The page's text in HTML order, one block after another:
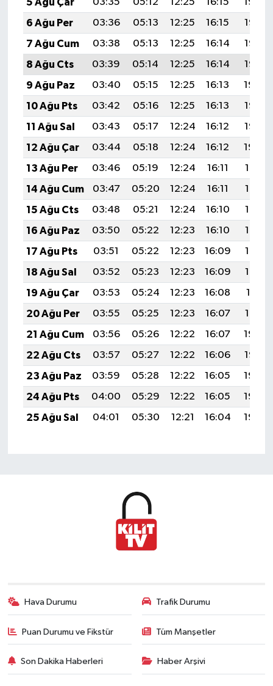
5 Ağu Çar
03:35 05:12 12:25 16:15
19:29
6 Ağu Per
03:36 05:13 12:25 16:15
19:28
7 Ağu Cum
03:38 05:13 12:25 16:14
19:26
8 Ağu Cts
03:39 05:14 12:25 16:14
19:25
9 Ağu Paz
03:40 05:15 12:25 16:13
19:24
10 Ağu Pts
03:42 05:16 12:25 16:13
19:23
11 Ağu Sal
03:43 05:17 12:24 16:12
19:22
12 Ağu Çar
03:44 05:18 12:24 16:12
19:20
13 Ağu Per
03:46 05:19 12:24 16:11
19:19
14 Ağu Cum
03:47 05:20 12:24 16:11
19:18
15 Ağu Cts
03:48 05:21 12:24 16:10
19:17
16 Ağu Paz
03:50 05:22 12:23 16:10
19:15
17 Ağu Pts
03:51 05:22 12:23 16:09
19:14
18 Ağu Sal
03:52 05:23 12:23 16:09
19:13
19 Ağu Çar
03:53 05:24 12:23 16:08
19:11
20 Ağu Per
03:55 05:25 12:23 16:07
19:10
21 Ağu Cum
03:56 05:26 12:22 16:07
19:09
22 Ağu Cts
03:57 05:27 12:22 16:06
19:07
23 Ağu Paz
03:59 05:28 12:22 16:05
19:06
24 Ağu Pts
04:00 05:29 12:22 16:05
19:04
25 Ağu Sal
04:01 05:30 12:21 16:04 19:03
Hava Durumu Trafik Durumu
Puan Durumu ve Fikstür Tüm Manşetler
Son Dakika Haberleri Haber Arşivi